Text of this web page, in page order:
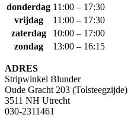
donderdag 11:00 – 17:30
vrijdag
11:00 – 17:30
zaterdag
10:00 – 17:00
zondag
13:00 – 16:15
ADRES
Stripwinkel Blunder
Oude Gracht 203 (Tolsteegzijde)
3511 NH Utrecht
030-2311461